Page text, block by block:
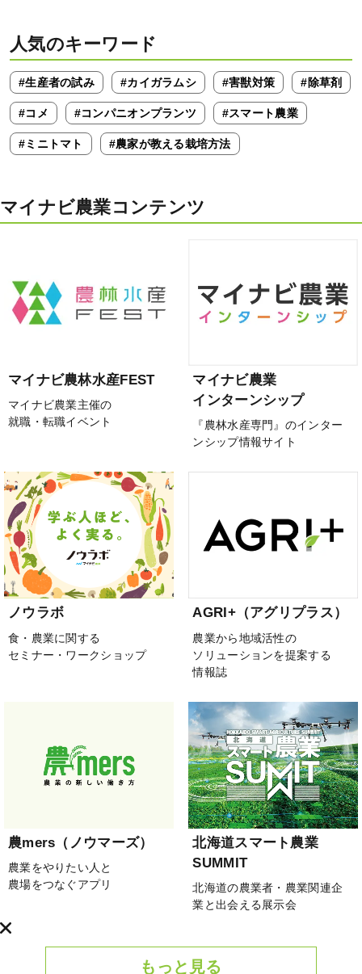
人気のキーワード
#生産者の試み #カイガラムシ #害獣対策 #除草剤
#コメ #コンパニオンプランツ #スマート農業
#ミニトマト #農家が教える栽培方法
マイナビ農業コンテンツ
マイナビ農林水産FEST
マイナビ農業主催の
就職・転職イベント
マイナビ農業
インターンシップ
『農林水産専門』のインター
ンシップ情報サイト
ノウラボ
食・農業に関する
セミナー・ワークショップ
AGRI+（アグリプラス）
農業から地域活性の
ソリューションを提案する
情報誌
農mers（ノウマーズ）
農業をやりたい人と
農場をつなぐアプリ
北海道スマート農業
SUMMIT
北海道の農業者・農業関連企
業と出会える展示会
もっと見る